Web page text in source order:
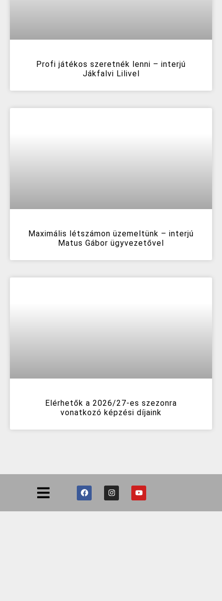
Profi játékos szeretnék lenni – interjú
Jákfalvi Lilivel
Maximális létszámon üzemeltünk – interjú
Matus Gábor ügyvezetővel
Elérhetők a 2026/27-es szezonra
vonatkozó képzési díjaink